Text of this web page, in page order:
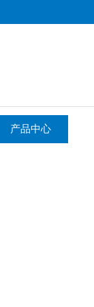
产品中心